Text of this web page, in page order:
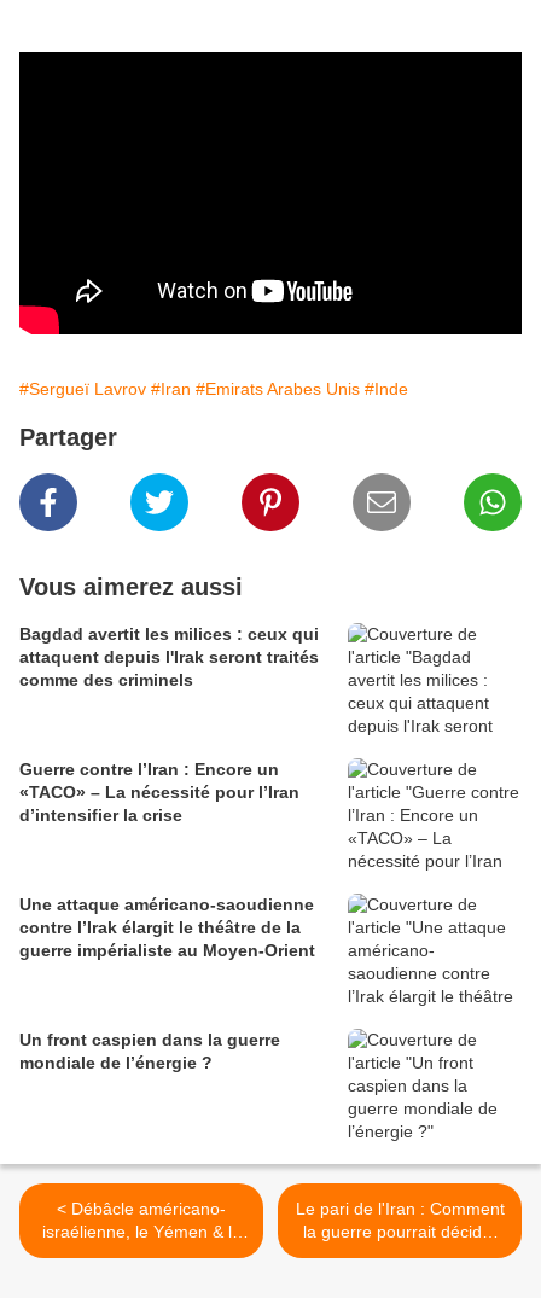
#Sergueï Lavrov #Iran #Emirats Arabes Unis #Inde
Partager
Vous aimerez aussi
Bagdad avertit les milices : ceux qui
attaquent depuis l'Irak seront traités
comme des criminels
Guerre contre l’Iran : Encore un
«TACO» – La nécessité pour l’Iran
d’intensifier la crise
Une attaque américano-saoudienne
contre l’Irak élargit le théâtre de la
guerre impérialiste au Moyen-Orient
Un front caspien dans la guerre
mondiale de l’énergie ?
< Débâcle américano-
israélienne, le Yémen & la
Russie à la rescousse &
Le pari de l'Iran : Comment
la guerre pourrait décider
de l'avenir politique de